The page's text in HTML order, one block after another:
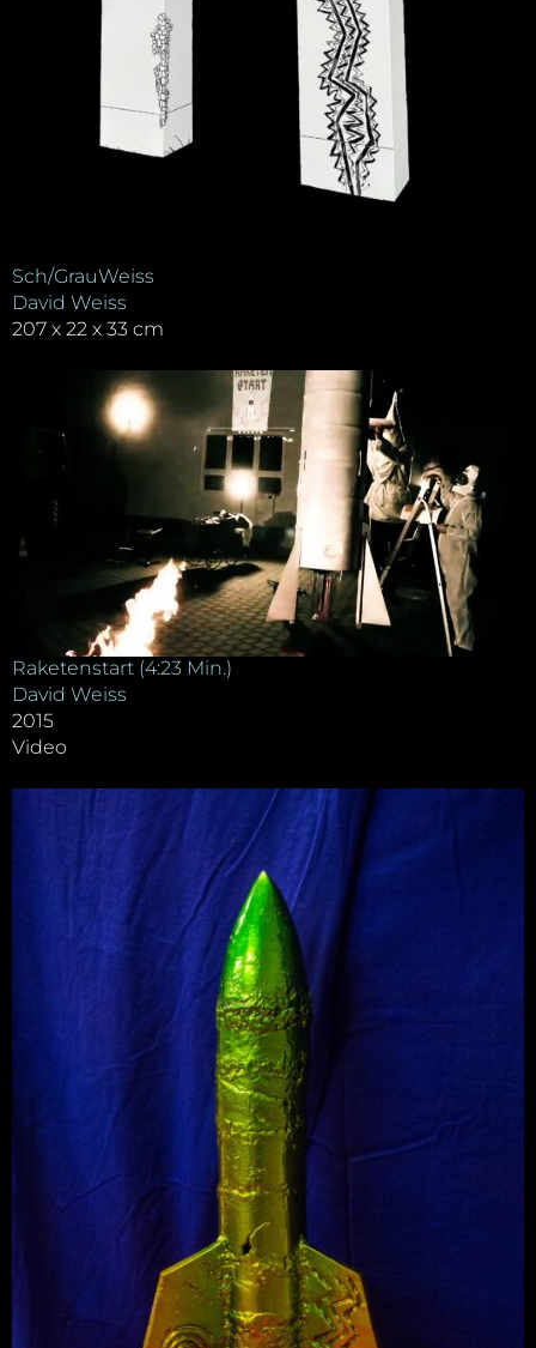
Sch/GrauWeiss
David Weiss
207 x 22 x 33 cm
Raketenstart (4:23 Min.)
David Weiss
2015
Video